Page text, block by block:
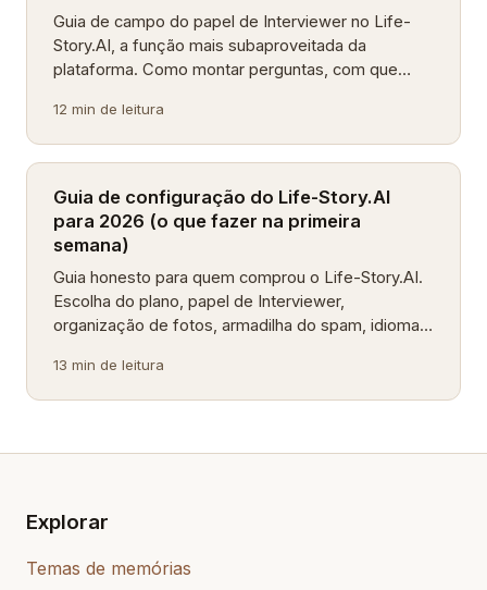
Guia de campo do papel de Interviewer no Life-
Story.AI, a função mais subaproveitada da
plataforma. Como montar perguntas, com que
vários.
12 min de leitura
Guia de configuração do Life-Story.AI
para 2026 (o que fazer na primeira
semana)
Guia honesto para quem comprou o Life-Story.AI.
Escolha do plano, papel de Interviewer,
organização de fotos, armadilha do spam, idiomas
decide o resto.
13 min de leitura
Explorar
Temas de memórias